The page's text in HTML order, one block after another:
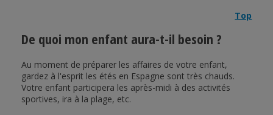
Top
De quoi mon enfant aura-t-il besoin ?
Au moment de préparer les affaires de votre enfant,
gardez à l'esprit les étés en Espagne sont très chauds.
Votre enfant participera les après-midi à des activités
sportives, ira à la plage, etc.